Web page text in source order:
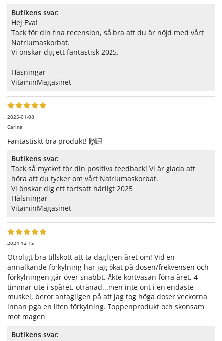
Butikens svar:
Hej Eva!
Tack för din fina recension, så bra att du är nöjd med vårt
Natriumaskorbat.
Vi önskar dig ett fantastisk 2025.
Häsningar
VitaminMagasinet
2025-01-08
Carina
Fantastiskt bra produkt! 🙌🏻
Butikens svar:
Tack så mycket för din positiva feedback! Vi är glada att
höra att du tycker om vårt Natriumaskorbat.
Vi önskar dig ett fortsatt härligt 2025
Hälsningar
VitaminMagasinet
2024-12-15
Otroligt bra tillskott att ta dagligen året om! Vid en
annalkande förkylning har jag ökat på dosen/frekvensen och
förkylningen går över snabbt. Åkte kortvasan förra året, 4
timmar ute i spåret, otränad...men inte ont i en endaste
muskel, beror antagligen på att jag tog höga doser veckorna
innan pga en liten förkylning. Toppenprodukt och skonsam
mot magen
Butikens svar: